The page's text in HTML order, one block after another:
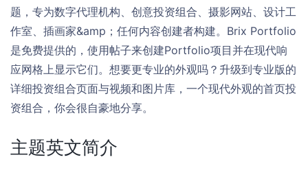
题，专为数字代理机构、创意投资组合、摄影网站、设计工
作室、插画家&amp；任何内容创建者构建。Brix Portfolio
是免费提供的，使用帖子来创建Portfolio项目并在现代响
应网格上显示它们。想要更专业的外观吗？升级到专业版的
详细投资组合页面与视频和图片库，一个现代外观的首页投
资组合，你会很自豪地分享。
主题英文简介